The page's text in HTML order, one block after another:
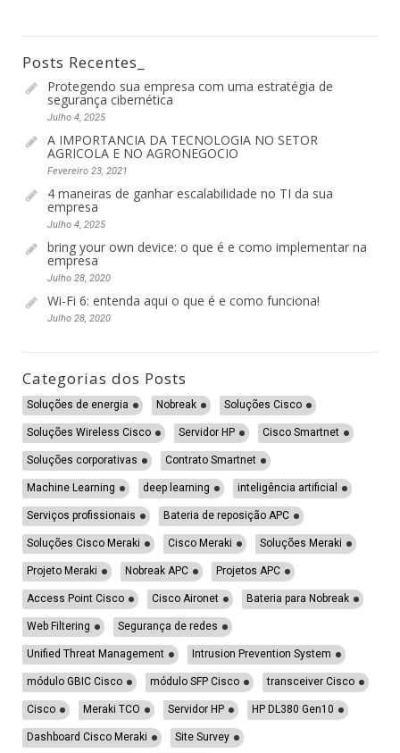
Posts Recentes_
Protegendo sua empresa com uma estratégia de
segurança cibernética
Julho 4, 2025
A IMPORTANCIA DA TECNOLOGIA NO SETOR
AGRICOLA E NO AGRONEGOCIO
Fevereiro 23, 2021
4 maneiras de ganhar escalabilidade no TI da sua
empresa
Julho 4, 2025
bring your own device: o que é e como implementar na
empresa
Julho 28, 2020
Wi-Fi 6: entenda aqui o que é e como funciona!
Julho 28, 2020
Categorias dos Posts
Soluções de energia Nobreak Soluções Cisco
Soluções Wireless Cisco Servidor HP Cisco Smartnet
Soluções corporativas Contrato Smartnet
Machine Learning deep learning inteligência artificial
Serviços profissionais Bateria de reposição APC
Soluções Cisco Meraki Cisco Meraki Soluções Meraki
Projeto Meraki Nobreak APC Projetos APC
Access Point Cisco Cisco Aironet Bateria para Nobreak
Web Filtering Segurança de redes
Unified Threat Management Intrusion Prevention System
módulo GBIC Cisco módulo SFP Cisco transceiver Cisco
Cisco Meraki TCO Servidor HP HP DL380 Gen10
Dashboard Cisco Meraki Site Survey